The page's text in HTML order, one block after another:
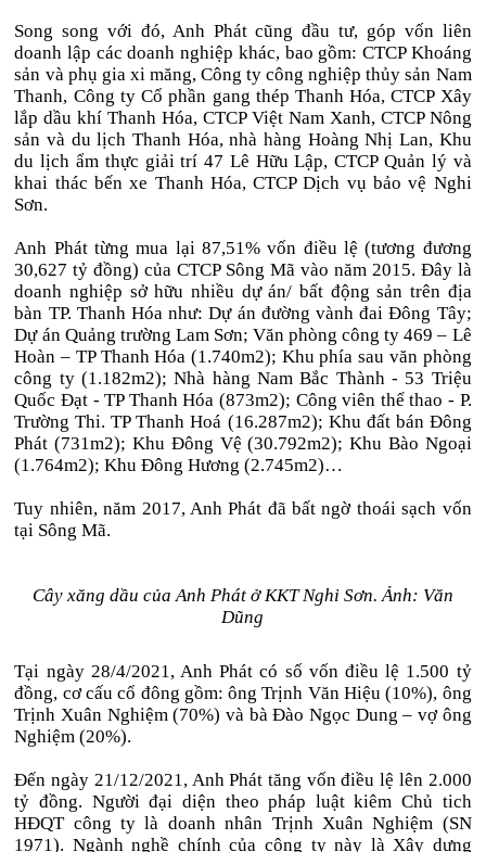
Song song với đó, Anh Phát cũng đầu tư, góp vốn liên
doanh lập các doanh nghiệp khác, bao gồm: CTCP Khoáng
sản và phụ gia xi măng, Công ty công nghiệp thủy sản Nam
Thanh, Công ty Cổ phần gang thép Thanh Hóa, CTCP Xây
lắp dầu khí Thanh Hóa, CTCP Việt Nam Xanh, CTCP Nông
sản và du lịch Thanh Hóa, nhà hàng Hoàng Nhị Lan, Khu
du lịch ẩm thực giải trí 47 Lê Hữu Lập, CTCP Quản lý và
khai thác bến xe Thanh Hóa, CTCP Dịch vụ bảo vệ Nghi
Sơn.
Anh Phát từng mua lại 87,51% vốn điều lệ (tương đương
30,627 tỷ đồng) của CTCP Sông Mã vào năm 2015. Đây là
doanh nghiệp sở hữu nhiều dự án/ bất động sản trên địa
bàn TP. Thanh Hóa như: Dự án đường vành đai Đông Tây;
Dự án Quảng trường Lam Sơn; Văn phòng công ty 469 – Lê
Hoàn – TP Thanh Hóa (1.740m2); Khu phía sau văn phòng
công ty (1.182m2); Nhà hàng Nam Bắc Thành - 53 Triệu
Quốc Đạt - TP Thanh Hóa (873m2); Công viên thể thao - P.
Trường Thi. TP Thanh Hoá (16.287m2); Khu đất bán Đông
Phát (731m2); Khu Đông Vệ (30.792m2); Khu Bào Ngoại
(1.764m2); Khu Đông Hương (2.745m2)…
Tuy nhiên, năm 2017, Anh Phát đã bất ngờ thoái sạch vốn
tại Sông Mã.
Cây xăng dầu của Anh Phát ở KKT Nghi Sơn. Ảnh: Văn
Dũng
Tại ngày 28/4/2021, Anh Phát có số vốn điều lệ 1.500 tỷ
đồng, cơ cấu cổ đông gồm: ông Trịnh Văn Hiệu (10%), ông
Trịnh Xuân Nghiệm (70%) và bà Đào Ngọc Dung – vợ ông
Nghiệm (20%).
Đến ngày 21/12/2021, Anh Phát tăng vốn điều lệ lên 2.000
tỷ đồng. Người đại diện theo pháp luật kiêm Chủ tich
HĐQT công ty là doanh nhân Trịnh Xuân Nghiệm (SN
1971). Ngành nghề chính của công ty này là Xây dựng